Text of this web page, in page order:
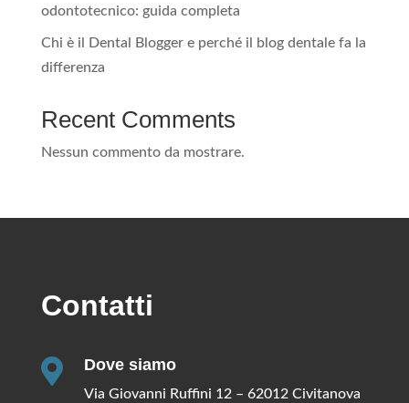
odontotecnico: guida completa
Chi è il Dental Blogger e perché il blog dentale fa la
differenza
Recent Comments
Nessun commento da mostrare.
Contatti
 Dove siamo
Via Giovanni Ruffini 12 – 62012 Civitanova